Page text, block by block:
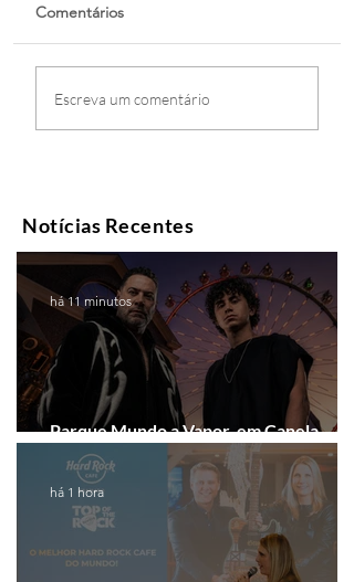
Comentários
Escreva um comentário
Notícias Recentes
Parque Mundo a Vapor, em Canela,
recebe festival eletrônico em agosto
há 11 minutos
há 1 hora